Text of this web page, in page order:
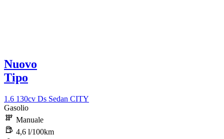
Nuovo
Tipo
1.6 130cv Ds Sedan CITY
Gasolio
Manuale
4,6 l/100km